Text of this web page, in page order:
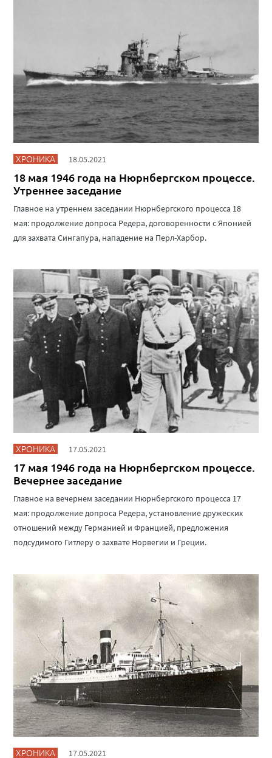
ХРОНИКА 18.05.2021
18 мая 1946 года на Нюрнбергском процессе.
Утреннее заседание
Главное на утреннем заседании Нюрнбергского процесса 18
мая: продолжение допроса Редера, договоренности с Японией
для захвата Сингапура, нападение на Перл-Харбор.
ХРОНИКА 17.05.2021
17 мая 1946 года на Нюрнбергском процессе.
Вечернее заседание
Главное на вечернем заседании Нюрнбергского процесса 17
мая: продолжение допроса Редера, установление дружеских
отношений между Германией и Францией, предложения
подсудимого Гитлеру о захвате Норвегии и Греции.
ХРОНИКА 17.05.2021